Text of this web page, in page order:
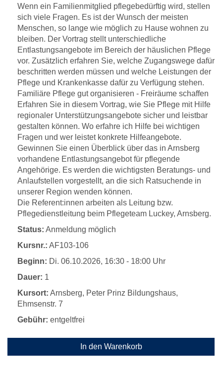
Wenn ein Familienmitglied pflegebedürftig wird, stellen
sich viele Fragen. Es ist der Wunsch der meisten
Menschen, so lange wie möglich zu Hause wohnen zu
bleiben. Der Vortrag stellt unterschiedliche
Entlastungsangebote im Bereich der häuslichen Pflege
vor. Zusätzlich erfahren Sie, welche Zugangswege dafür
beschritten werden müssen und welche Leistungen der
Pflege und Krankenkasse dafür zu Verfügung stehen.
Familiäre Pflege gut organisieren - Freiräume schaffen
Erfahren Sie in diesem Vortrag, wie Sie Pflege mit Hilfe
regionaler Unterstützungsangebote sicher und leistbar
gestalten können. Wo erfahre ich Hilfe bei wichtigen
Fragen und wer leistet konkrete Hilfeangebote.
Gewinnen Sie einen Überblick über das in Arnsberg
vorhandene Entlastungsangebot für pflegende
Angehörige. Es werden die wichtigsten Beratungs- und
Anlaufstellen vorgestellt, an die sich Ratsuchende in
unserer Region wenden können.
Die Referent:innen arbeiten als Leitung bzw.
Pflegedienstleitung beim Pflegeteam Luckey, Arnsberg.
Status: Anmeldung möglich
Kursnr.: AF103-106
Beginn: Di. 06.10.2026, 16:30 - 18:00 Uhr
Dauer: 1
Kursort: Arnsberg, Peter Prinz Bildungshaus,
Ehmsenstr. 7
Gebühr: entgeltfrei
In den Warenkorb